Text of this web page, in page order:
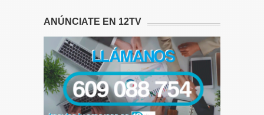
ANÚNCIATE EN 12TV